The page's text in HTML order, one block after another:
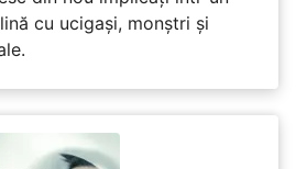
cu ucigași, monștri și